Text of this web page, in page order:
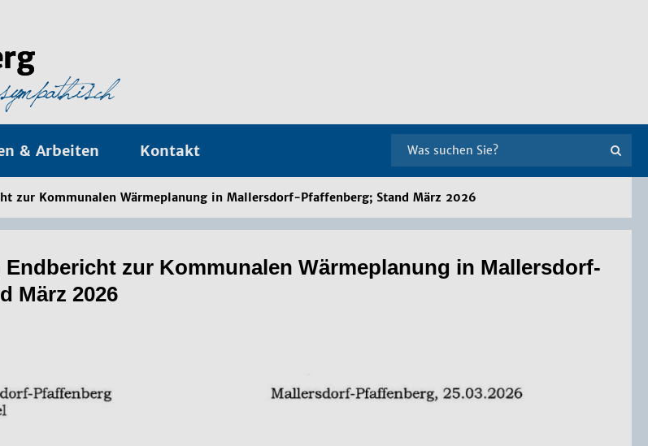
& Arbeiten Kontakt
zur Kommunalen Wärmeplanung in Mallersdorf-Pfaffenberg; Stand März 2026
zur Kom­mu­na­len Wär­me­pla­nung in Mal­lers­dorf-
März 2026